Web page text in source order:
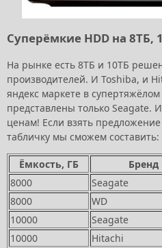
Суперёмкие HDD на 8ТБ,
На рынке есть 8ТБ и 10ТБ
производителей. И Toshiba, и
яндекс маркете в
представлены только
ценам! Если взять
табличку мы сможем составить:
Ёмкость, ГБ Бренд
8000
Seagate
8000
WD
10000
Seagate
10000
Hitachi